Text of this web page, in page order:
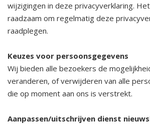
wijzigingen in deze privacyverklaring.
raadzaam om regelmatig deze
raadplegen.
Keuzes voor persoonsgegevens
Wij bieden alle bezoekers de
veranderen, of verwijderen van alle
die op moment aan ons is verstrekt.
Aanpassen/uitschrijven dienst